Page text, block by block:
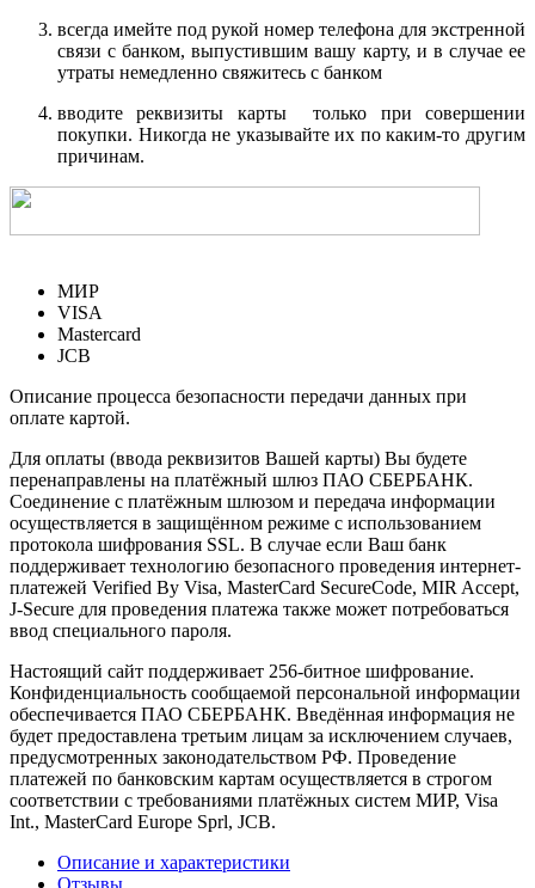
всегда имейте под рукой номер телефона для экстренной
связи с банком, выпустившим вашу карту, и в случае ее
утраты немедленно свяжитесь с банком
вводите реквизиты карты только при совершении
покупки. Никогда не указывайте их по каким-то другим
причинам.
МИР
VISA
Mastercard
JCB
Описание процесса безопасности передачи данных при
оплате картой.
Для оплаты (ввода реквизитов Вашей карты) Вы будете
перенаправлены на платёжный шлюз ПАО СБЕРБАНК.
Соединение с платёжным шлюзом и передача информации
осуществляется в защищённом режиме с использованием
протокола шифрования SSL. В случае если Ваш банк
поддерживает технологию безопасного проведения интернет-
платежей Verified By Visa, MasterCard SecureCode, MIR Accept,
J-Secure для проведения платежа также может потребоваться
ввод специального пароля.
Настоящий сайт поддерживает 256-битное шифрование.
Конфиденциальность сообщаемой персональной информации
обеспечивается ПАО СБЕРБАНК. Введённая информация не
будет предоставлена третьим лицам за исключением случаев,
предусмотренных законодательством РФ. Проведение
платежей по банковским картам осуществляется в строгом
соответствии с требованиями платёжных систем МИР, Visa
Int., MasterCard Europe Sprl, JCB.
Описание и характеристики
Отзывы